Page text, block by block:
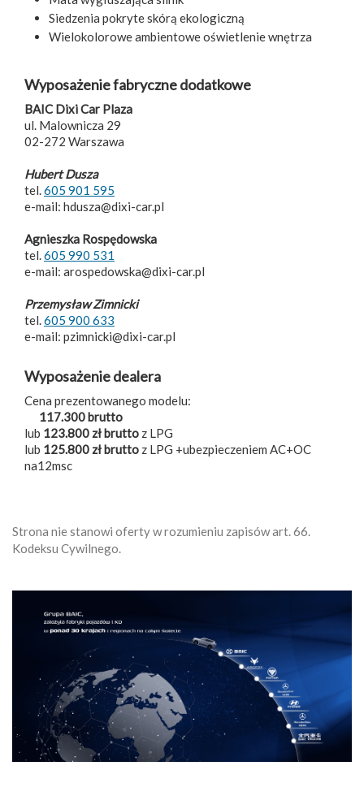
Siedzenia pokryte skórą ekologiczną
Wielokolorowe ambientowe oświetlenie wnętrza
Wyposażenie fabryczne dodatkowe
BAIC Dixi Car Plaza
ul. Malownicza 29
02-272 Warszawa
Hubert Dusza
tel.605 901 595
e-mail: hdusza@dixi-car.pl
Agnieszka Rospędowska
tel.605 990 531
e-mail: arospedowska@dixi-car.pl
Przemysław Zimnicki
tel.605 900 633
e-mail: pzimnicki@dixi-car.pl
Wyposażenie dealera
Cena prezentowanego modelu:
117.300 brutto
lub 123.800 zł brutto z LPG
lub 125.800 zł brutto z LPG +ubezpieczeniem AC+OC
na12msc
Strona nie stanowi oferty w rozumieniu zapisów art. 66.
Kodeksu Cywilnego.